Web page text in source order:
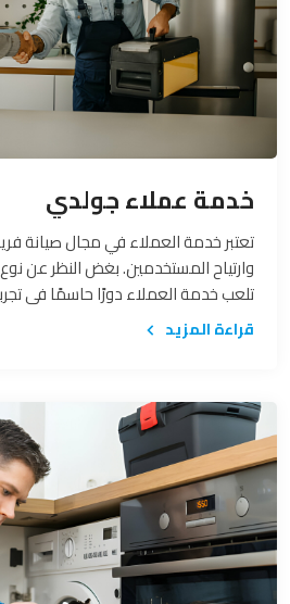
خدمة عملاء جولدي
تعتبر خدمة العملاء في مجال صيانة
وارتياح المستخدمين. بغض النظر عن
تلعب خدمة العملاء دورًا حاسمًا في
الثقة بين العميل والشركة المقدمة
سنتناول أهمية خدمة عملاء صيانة
قراءة المزيد